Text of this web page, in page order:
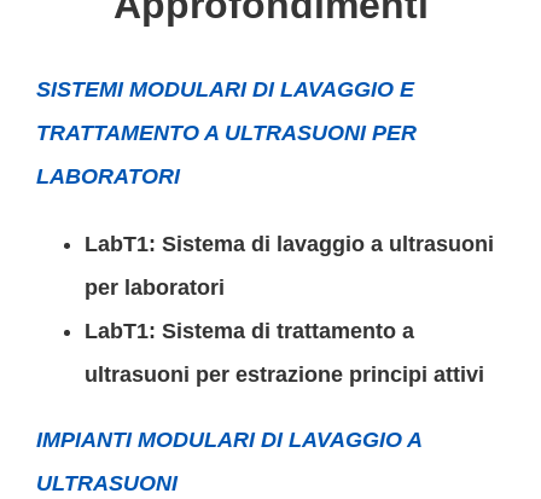
SISTEMI MODULARI DI LAVAGGIO E
TRATTAMENTO A ULTRASUONI PER
LABORATORI
LabT1: Sistema di lavaggio a ultrasuoni
per laboratori
LabT1: Sistema di trattamento a
ultrasuoni per estrazione principi attivi
IMPIANTI MODULARI DI LAVAGGIO A
ULTRASUONI